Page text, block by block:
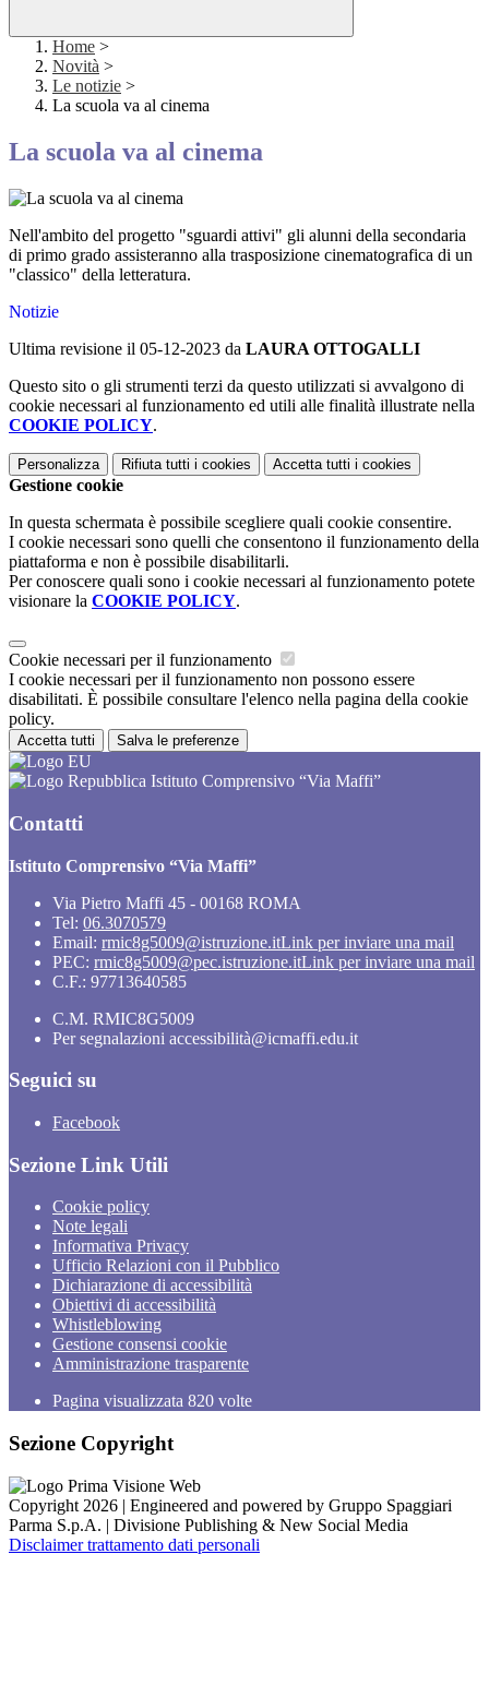
Home >
Novità >
Le notizie >
La scuola va al cinema
La scuola va al cinema
Nell'ambito del progetto "sguardi attivi" gli alunni della secondaria
di primo grado assisteranno alla trasposizione cinematografica di un
"classico" della letteratura.
Notizie
Ultima revisione il 05-12-2023 da LAURA OTTOGALLI
Questo sito o gli strumenti terzi da questo utilizzati si avvalgono di
cookie necessari al funzionamento ed utili alle finalità illustrate nella
COOKIE POLICY.
Personalizza Rifiuta tutti i cookies Accetta tutti i cookies
Gestione cookie
In questa schermata è possibile scegliere quali cookie consentire.
I cookie necessari sono quelli che consentono il funzionamento della
piattaforma e non è possibile disabilitarli.
Per conoscere quali sono i cookie necessari al funzionamento potete
visionare la COOKIE POLICY.
Cookie necessari per il funzionamento
I cookie necessari per il funzionamento non possono essere
disabilitati. È possibile consultare l'elenco nella pagina della cookie
policy.
Accetta tutti Salva le preferenze
Istituto Comprensivo “Via Maffi”
Contatti
Istituto Comprensivo “Via Maffi”
Via Pietro Maffi 45 - 00168 ROMA
Tel: 06.3070579
Email: rmic8g5009@istruzione.itLink per inviare una mail
PEC: rmic8g5009@pec.istruzione.itLink per inviare una mail
C.F.: 97713640585
C.M. RMIC8G5009
Per segnalazioni accessibilità@icmaffi.edu.it
Seguici su
Facebook
Sezione Link Utili
Cookie policy
Note legali
Informativa Privacy
Ufficio Relazioni con il Pubblico
Dichiarazione di accessibilità
Obiettivi di accessibilità
Whistleblowing
Gestione consensi cookie
Amministrazione trasparente
Pagina visualizzata 820 volte
Sezione Copyright
Copyright 2026 | Engineered and powered by Gruppo Spaggiari
Parma S.p.A. | Divisione Publishing & New Social Media
Disclaimer trattamento dati personali